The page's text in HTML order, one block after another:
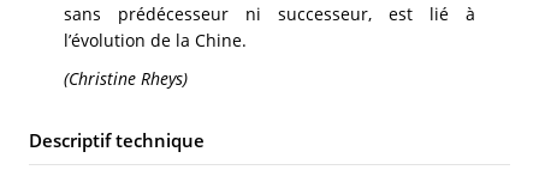
sans prédécesseur ni successeur, est lié à
l’évolution de la Chine.
(Christine Rheys)
Descriptif technique